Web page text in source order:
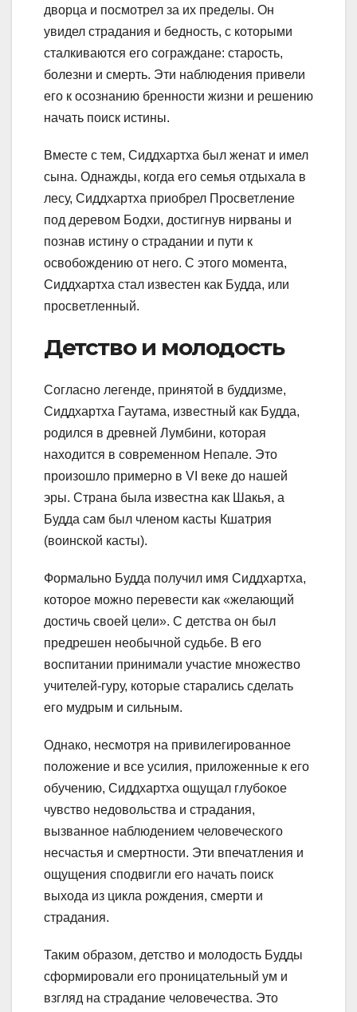
дворца и посмотрел за их пределы. Он
увидел страдания и бедность, с которыми
сталкиваются его сограждане: старость,
болезни и смерть. Эти наблюдения привели
его к осознанию бренности жизни и решению
начать поиск истины.
Вместе с тем, Сиддхартха был женат и имел
сына. Однажды, когда его семья отдыхала в
лесу, Сиддхартха приобрел Просветление
под деревом Бодхи, достигнув нирваны и
познав истину о страдании и пути к
освобождению от него. С этого момента,
Сиддхартха стал известен как Будда, или
просветленный.
Детство и молодость
Согласно легенде, принятой в буддизме,
Сиддхартха Гаутама, известный как Будда,
родился в древней Лумбини, которая
находится в современном Непале. Это
произошло примерно в VI веке до нашей
эры. Страна была известна как Шакья, а
Будда сам был членом касты Кшатрия
(воинской касты).
Формально Будда получил имя Сиддхартха,
которое можно перевести как «желающий
достичь своей цели». С детства он был
предрешен необычной судьбе. В его
воспитании принимали участие множество
учителей-гуру, которые старались сделать
его мудрым и сильным.
Однако, несмотря на привилегированное
положение и все усилия, приложенные к его
обучению, Сиддхартха ощущал глубокое
чувство недовольства и страдания,
вызванное наблюдением человеческого
несчастья и смертности. Эти впечатления и
ощущения сподвигли его начать поиск
выхода из цикла рождения, смерти и
страдания.
Таким образом, детство и молодость Будды
сформировали его проницательный ум и
взгляд на страдание человечества. Это